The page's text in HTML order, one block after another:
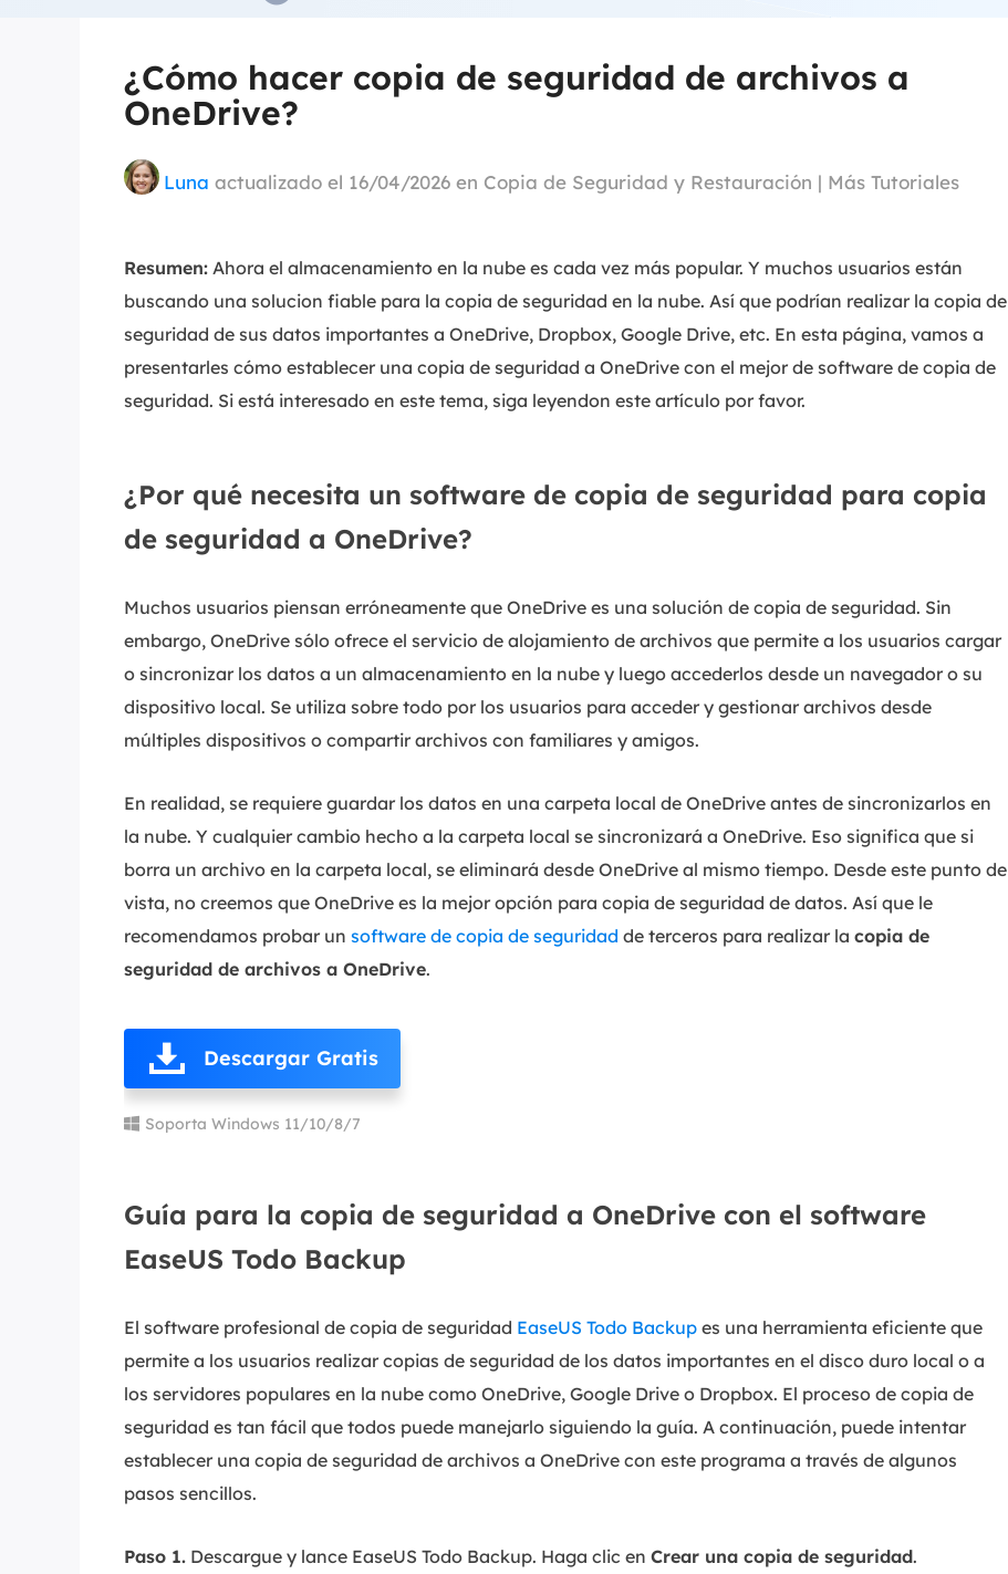
Restaurar & Reparar archivos EDB.
MS SQL Recovery
Recuperar bases de datos MS SQL.
¿Cómo hacer copia de seguridad de archivos a
OneDrive?
Luna actualizado el 16/04/2026 en Copia de Seguridad y Restauración | Más Tutoriales
Resumen: Ahora el almacenamiento en la nube es cada vez más popular. Y muchos usuarios están
buscando una solucion fiable para la copia de seguridad en la nube. Así que podrían realizar la copia de
seguridad de sus datos importantes a OneDrive, Dropbox, Google Drive, etc. En esta página, vamos a
presentarles cómo establecer una copia de seguridad a OneDrive con el mejor de software de copia de
seguridad. Si está interesado en este tema, siga leyendon este artículo por favor.
¿Por qué necesita un software de copia de seguridad para copia
de seguridad a OneDrive?
Muchos usuarios piensan erróneamente que OneDrive es una solución de copia de seguridad. Sin
embargo, OneDrive sólo ofrece el servicio de alojamiento de archivos que permite a los usuarios cargar
o sincronizar los datos a un almacenamiento en la nube y luego accederlos desde un navegador o su
dispositivo local. Se utiliza sobre todo por los usuarios para acceder y gestionar archivos desde
múltiples dispositivos o compartir archivos con familiares y amigos.
En realidad, se requiere guardar los datos en una carpeta local de OneDrive antes de sincronizarlos en
la nube. Y cualquier cambio hecho a la carpeta local se sincronizará a OneDrive. Eso significa que si
borra un archivo en la carpeta local, se eliminará desde OneDrive al mismo tiempo. Desde este punto de
vista, no creemos que OneDrive es la mejor opción para copia de seguridad de datos. Así que le
recomendamos probar un software de copia de seguridad de terceros para realizar la copia de
seguridad de archivos a OneDrive.
Descargar Gratis
Soporta Windows 11/10/8/7
Guía para la copia de seguridad a OneDrive con el software
EaseUS Todo Backup
El software profesional de copia de seguridad EaseUS Todo Backup es una herramienta eficiente que
permite a los usuarios realizar copias de seguridad de los datos importantes en el disco duro local o a
los servidores populares en la nube como OneDrive, Google Drive o Dropbox. El proceso de copia de
seguridad es tan fácil que todos puede manejarlo siguiendo la guía. A continuación, puede intentar
establecer una copia de seguridad de archivos a OneDrive con este programa a través de algunos
pasos sencillos.
Paso 1. Descargue y lance EaseUS Todo Backup. Haga clic en Crear una copia de seguridad.